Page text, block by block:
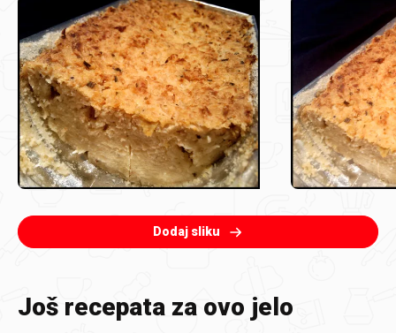
Dodaj sliku
Još recepata za ovo jelo